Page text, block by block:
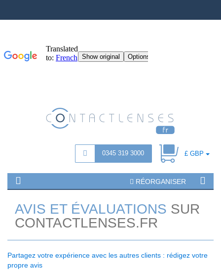
0345 319 3000 £ GBP
RÉORGANISER
AVIS ET ÉVALUATIONS SUR
CONTACTLENSES.FR
Partagez votre expérience avec les autres clients : rédigez votre
propre avis